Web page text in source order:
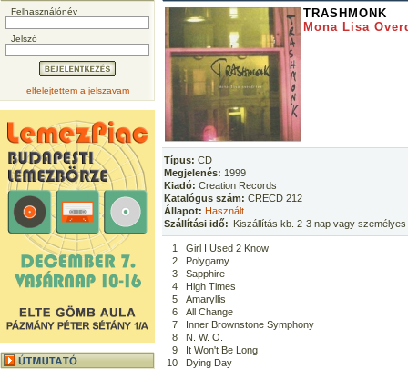
Felhasználónév
Jelszó
elfelejtettem a jelszavam
TRASHMONK
Mona Lisa
Típus: CD
Megjelenés: 1999
Kiadó: Creation Records
Katalógus szám: CRECD 212
Állapot: Használt
Szállítási idő: Kiszállítás kb. 2-3 nap vagy
1
Girl I Used 2 Know
2
Polygamy
3
Sapphire
4
High Times
5
Amaryllis
6
All Change
7
Inner Brownstone Symphony
8
N. W. O.
9
It Won't Be Long
10
Dying Day